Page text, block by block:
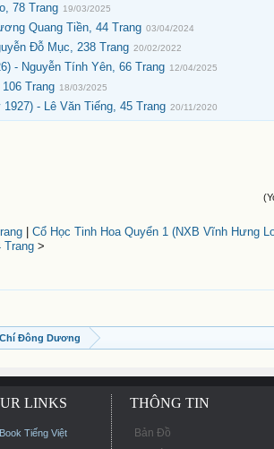
78 Trang 19/03/2025
Quang Tiền, 44 Trang 03/04/2024
Đỗ Mục, 238 Trang 20/02/2022
- Nguyễn Tính Yên, 66 Trang 12/04/2025
Trang 18/03/2025
- Lê Văn Tiếng, 45 Trang 20/11/2020
Cổ Học Tinh Hoa Quyển 1 (NXB Vĩnh Hưng
Trang >
Đông Dương
LINKS
Tiếng Việt
THÔNG TIN
Bản Đồ